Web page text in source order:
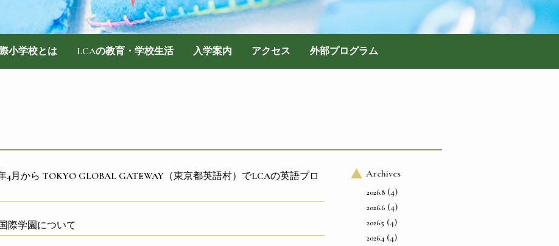
小学校とは LCAの教育・学校生活 入学案内 アクセス 外部プログラム
4月から TOKYO GLOBAL GATEWAY（東京都英語村）でLCAの英語プロ
際学園について
Archives
2026.8 (4)
2026.6 (4)
2026.5 (4)
2026.4 (4)